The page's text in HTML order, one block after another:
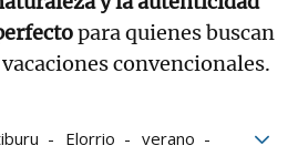
para quienes buscan
convencionales.
Elorrio
verano